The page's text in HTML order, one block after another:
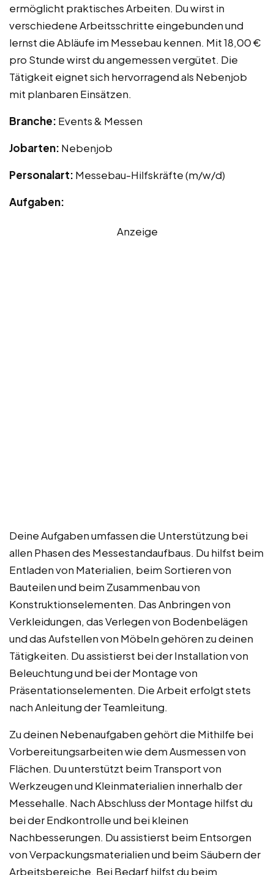
ermöglicht praktisches Arbeiten. Du wirst in
verschiedene Arbeitsschritte eingebunden und
lernst die Abläufe im Messebau kennen. Mit 18,00 €
pro Stunde wirst du angemessen vergütet. Die
Tätigkeit eignet sich hervorragend als Nebenjob
mit planbaren Einsätzen.
Branche: Events & Messen
Jobarten: Nebenjob
Personalart: Messebau-Hilfskräfte (m/w/d)
Aufgaben:
Anzeige
Deine Aufgaben umfassen die Unterstützung bei
allen Phasen des Messestandaufbaus. Du hilfst beim
Entladen von Materialien, beim Sortieren von
Bauteilen und beim Zusammenbau von
Konstruktionselementen. Das Anbringen von
Verkleidungen, das Verlegen von Bodenbelägen
und das Aufstellen von Möbeln gehören zu deinen
Tätigkeiten. Du assistierst bei der Installation von
Beleuchtung und bei der Montage von
Präsentationselementen. Die Arbeit erfolgt stets
nach Anleitung der Teamleitung.
Zu deinen Nebenaufgaben gehört die Mithilfe bei
Vorbereitungsarbeiten wie dem Ausmessen von
Flächen. Du unterstützt beim Transport von
Werkzeugen und Kleinmaterialien innerhalb der
Messehalle. Nach Abschluss der Montage hilfst du
bei der Endkontrolle und bei kleinen
Nachbesserungen. Du assistierst beim Entsorgen
von Verpackungsmaterialien und beim Säubern der
Arbeitsbereiche. Bei Bedarf hilfst du beim